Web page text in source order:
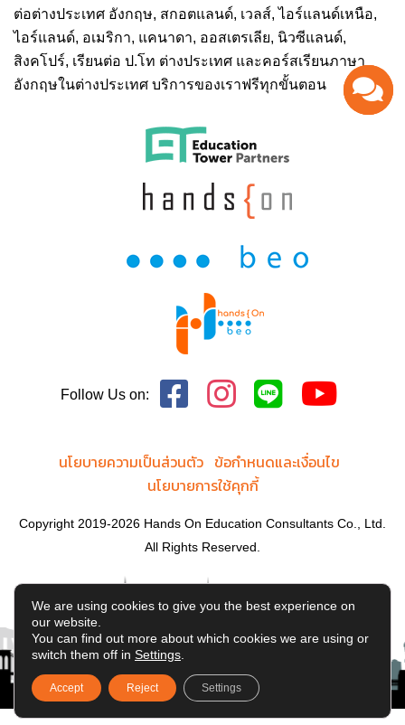
ต่อต่างประเทศ อังกฤษ, สกอตแลนด์, เวลส์, ไอร์แลนด์เหนือ,
ไอร์แลนด์, อเมริกา, แคนาดา, ออสเตรเลีย, นิวซีแลนด์,
สิงคโปร์, เรียนต่อ ป.โท ต่างประเทศ และคอร์สเรียนภาษา
อังกฤษในต่างประเทศ บริการของเราฟรีทุกขั้นตอน
Follow Us on:
นโยบายความเป็นส่วนตัว ข้อกำหนดและเงื่อนไข
นโยบายการใช้คุกกี้
Copyright 2019-2026 Hands On Education Consultants Co., Ltd.
All Rights Reserved.
We are using cookies to give you the best experience on
our website.
You can find out more about which cookies we are using or
switch them off in Settings
Accept Reject Settings